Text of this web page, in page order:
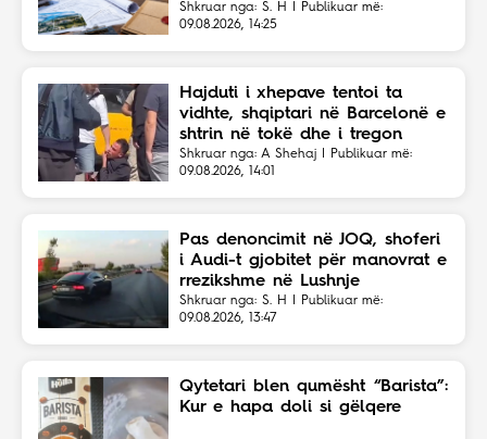
Shkruar nga: S. H | Publikuar më:
09.08.2026, 14:25
Hajduti i xhepave tentoi ta
vidhte, shqiptari në Barcelonë e
shtrin në tokë dhe i tregon
vendin
Shkruar nga: A Shehaj | Publikuar më:
09.08.2026, 14:01
Pas denoncimit në JOQ, shoferi
i Audi-t gjobitet për manovrat e
rrezikshme në Lushnje
Shkruar nga: S. H | Publikuar më:
09.08.2026, 13:47
Qytetari blen qumësht “Barista”:
Kur e hapa doli si gëlqere